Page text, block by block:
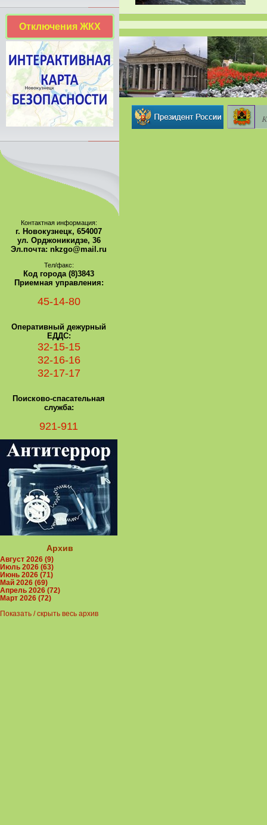
Отключения ЖКХ
Контактная информация:
г. Новокузнецк, 654007
ул. Орджоникидзе, 36
Эл.почта: nkzgo@mail.ru
Тел/факс:
Код города (8)3843
Приемная управления:
45-14-80
Оперативный дежурный
ЕДДС:
32-15-15
32-16-16
32-17-17
Поисково-спасательная
служба:
921-911
Архив
Август 2026 (9)
Июль 2026 (63)
Июнь 2026 (71)
Май 2026 (69)
Апрель 2026 (72)
Март 2026 (72)
Показать / скрыть весь архив